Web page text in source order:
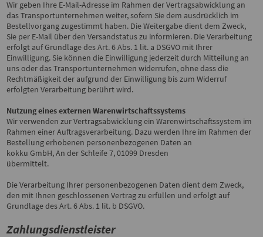
Wir geben Ihre E-Mail-Adresse im Rahmen der Vertragsabwicklung an
das Transportunternehmen weiter, sofern Sie dem ausdrücklich im
Bestellvorgang zugestimmt haben. Die Weitergabe dient dem Zweck,
Sie per E-Mail über den Versandstatus zu informieren. Die Verarbeitung
erfolgt auf Grundlage des Art. 6 Abs. 1 lit. a DSGVO mit Ihrer
Einwilligung. Sie können die Einwilligung jederzeit durch Mitteilung an
uns oder das Transportunternehmen widerrufen, ohne dass die
Rechtmäßigkeit der aufgrund der Einwilligung bis zum Widerruf
erfolgten Verarbeitung berührt wird.
Nutzung eines externen Warenwirtschaftssystems
Wir verwenden zur Vertragsabwicklung ein Warenwirtschaftssystem im
Rahmen einer Auftragsverarbeitung. Dazu werden Ihre im Rahmen der
Bestellung erhobenen personenbezogenen Daten an
kokku GmbH, An der Schleife 7, 01099 Dresden
übermittelt.
Die Verarbeitung Ihrer personenbezogenen Daten dient dem Zweck,
den mit Ihnen geschlossenen Vertrag zu erfüllen und erfolgt auf
Grundlage des Art. 6 Abs. 1 lit. b DSGVO.
Zahlungsdienstleister